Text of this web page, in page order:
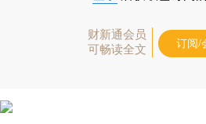
财新通会员
可畅读全文
订阅/